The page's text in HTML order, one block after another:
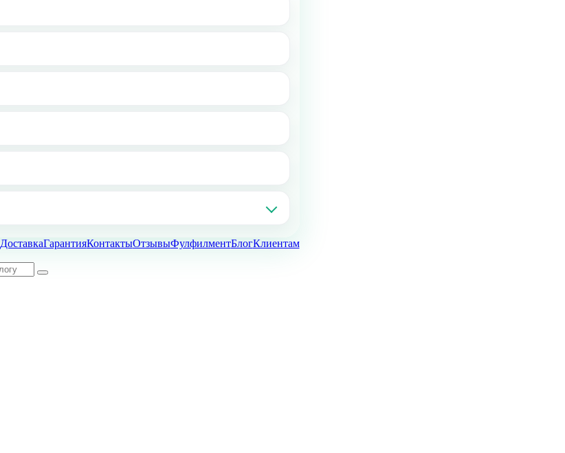
ДоставкаГарантияКонтактыОтзывыФулфилментБлогКлиентам